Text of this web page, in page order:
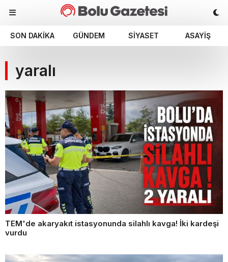
SON DAKIKA GÜNDEM SIYASET ASAYIŞ
yaralı
TEM'de akaryakıt istasyonunda silahlı kavga! İki kardeşi
vurdu